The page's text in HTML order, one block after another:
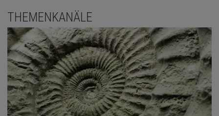
THEMENKANÄLE